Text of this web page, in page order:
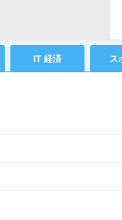
IT 経済 ス